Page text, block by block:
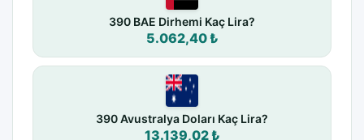
390 BAE Dirhemi Kaç Lira?
5.062,40 ₺
390 Avustralya Doları Kaç Lira?
13.139,02 ₺